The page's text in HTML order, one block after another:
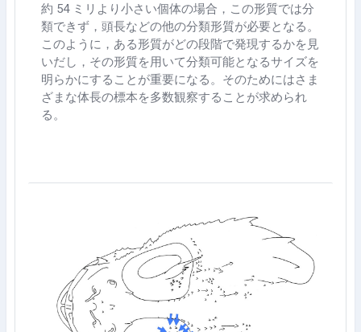
約 54 ミリより小さい個体の場合，この形質では分
類できず，頭長などの他の分類形質が必要となる。
このように，ある形質がどの段階で発現するかを見
いだし，その形質を用いて分類可能となるサイズを
明らかにすることが重要になる。そのためにはさま
ざまな体長の標本を多数観察することが求められ
る。